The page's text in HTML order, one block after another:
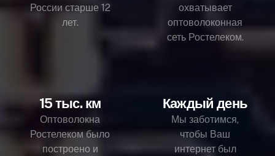
России старше 12
лет.
охватывает
оптоволоконная
сеть Ростелеком.
15 тыс. км
Оптоволокна
Ростелеком было
построено и
Каждый день
Мы заботимся,
чтобы Ваш
интернет был